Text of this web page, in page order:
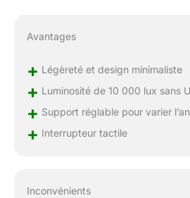
Avantages
+ Légèreté et design minimaliste
+ Luminosité de 10 000 lux sans
+ Support réglable pour varier
+ Interrupteur tactile
Inconvénients